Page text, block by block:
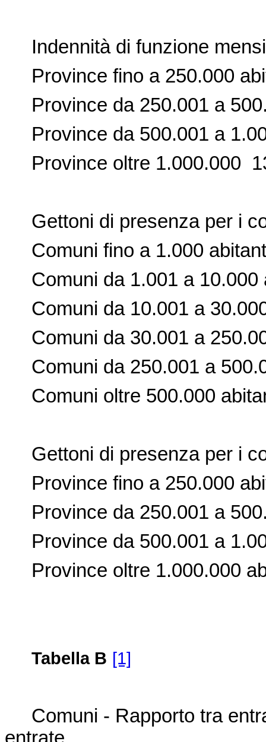
Indennità di funzione
Province fino a 250.000
Province da 250.001 a
Province da 500.001 a
Province oltre 1.000.000
Gettoni di presenza per i
Comuni fino a 1.000
Comuni da 1.001 a 10.000
Comuni da 10.001 a
Comuni da 30.001 a
Comuni da 250.001 a
Comuni oltre 500.000
Gettoni di presenza per i
Province fino a 250.000
Province da 250.001 a
Province da 500.001 a
Province oltre 1.000.000
Tabella B [1]
Comuni - Rapporto tra